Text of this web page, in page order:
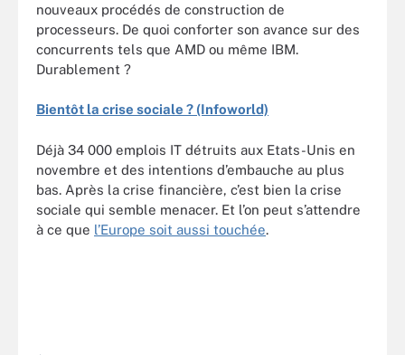
nouveaux procédés de construction de
processeurs. De quoi conforter son avance sur des
concurrents tels que AMD ou même IBM.
Durablement ?
Bientôt la crise sociale ? (Infoworld)
Déjà 34 000 emplois IT détruits aux Etats-Unis en
novembre et des intentions d’embauche au plus
bas. Après la crise financière, c’est bien la crise
sociale qui semble menacer. Et l’on peut s’attendre
à ce que l’Europe soit aussi touchée.